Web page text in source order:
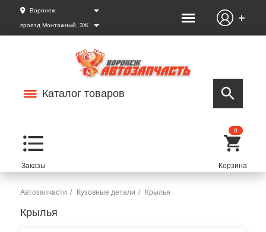
Воронеж
проезд Монтажный, 3Ж
Каталог товаров
0
Автозапчасти Кузовные детали Крылья
Крылья